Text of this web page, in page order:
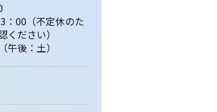
：00（不定休のた
ください）
午後：土）